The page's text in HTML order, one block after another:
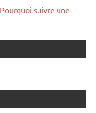
Pourquoi suivre une